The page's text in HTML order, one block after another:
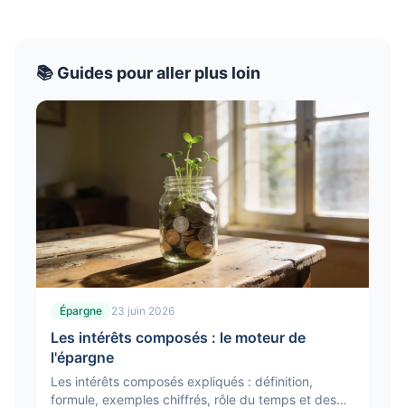
📚 Guides pour aller plus loin
Épargne 23 juin 2026
Les intérêts composés : le moteur de
l'épargne
Les intérêts composés expliqués : définition,
formule, exemples chiffrés, rôle du temps et des